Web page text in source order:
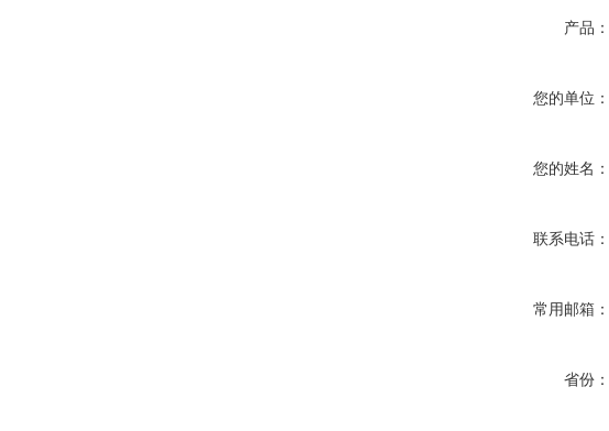
产品：
您的单位：
您的姓名：
联系电话：
常用邮箱：
省份：